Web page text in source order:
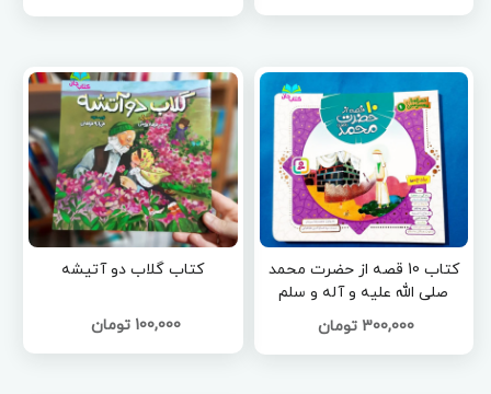
کتاب 10 قصه از حضرت محمد
صلی الله علیه و آله و سلم
300,000 تومان
کتاب گلاب دو آتیشه
100,000 تومان